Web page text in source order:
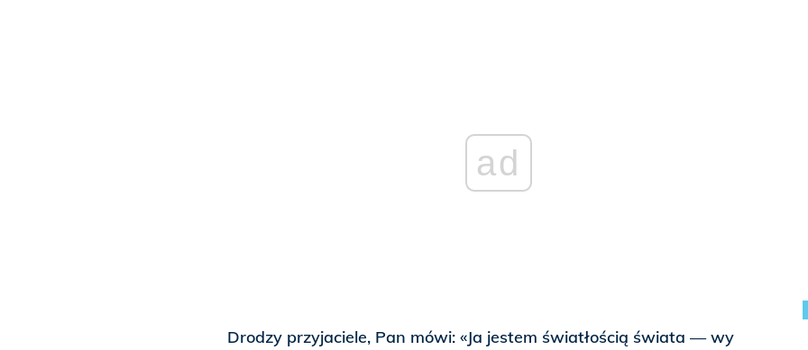
ad
Drodzy przyjaciele, Pan mówi: «Ja jestem światłością świata — wy